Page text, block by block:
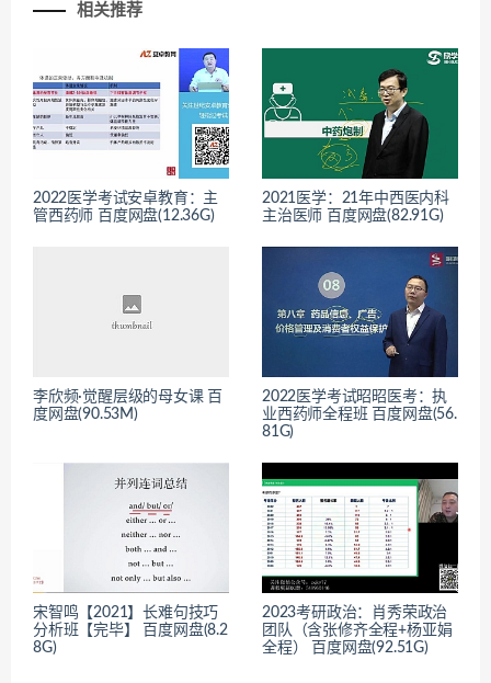
相关推荐
2022医学考试安卓教育：主
管西药师 百度网盘(12.36G)
2021医学：21年中西医内科
主治医师 百度网盘(82.91G)
李欣频·觉醒层级的母女课 百
度网盘(90.53M)
2022医学考试昭昭医考：执
业西药师全程班 百度网盘(56.
81G)
宋智鸣【2021】长难句技巧
分析班【完毕】 百度网盘(8.2
8G)
2023考研政治：肖秀荣政治
团队（含张修齐全程+杨亚娟
全程） 百度网盘(92.51G)